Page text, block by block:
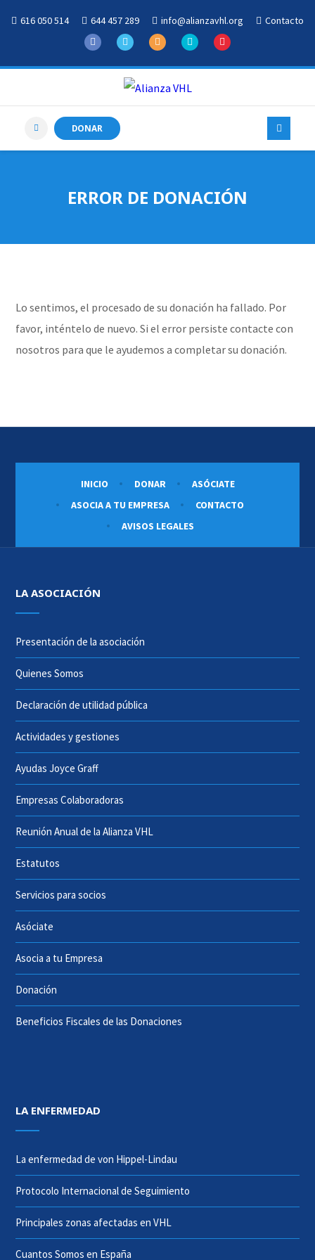
616 050 514 644 457 289 info@alianzavhl.org Contacto
DONAR
ERROR DE DONACIÓN
Lo sentimos, el procesado de su donación ha fallado. Por
favor, inténtelo de nuevo. Si el error persiste contacte con
nosotros para que le ayudemos a completar su donación.
INICIO DONAR
ASÓCIATE
ASOCIA A TU EMPRESA
CONTACTO
AVISOS LEGALES
LA ASOCIACIÓN
Presentación de la asociación
Quienes Somos
Declaración de utilidad pública
Actividades y gestiones
Ayudas Joyce Graff
Empresas Colaboradoras
Reunión Anual de la Alianza VHL
Estatutos
Servicios para socios
Asóciate
Asocia a tu Empresa
Donación
Beneficios Fiscales de las Donaciones
LA ENFERMEDAD
La enfermedad de von Hippel-Lindau
Protocolo Internacional de Seguimiento
Principales zonas afectadas en VHL
Cuantos Somos en España